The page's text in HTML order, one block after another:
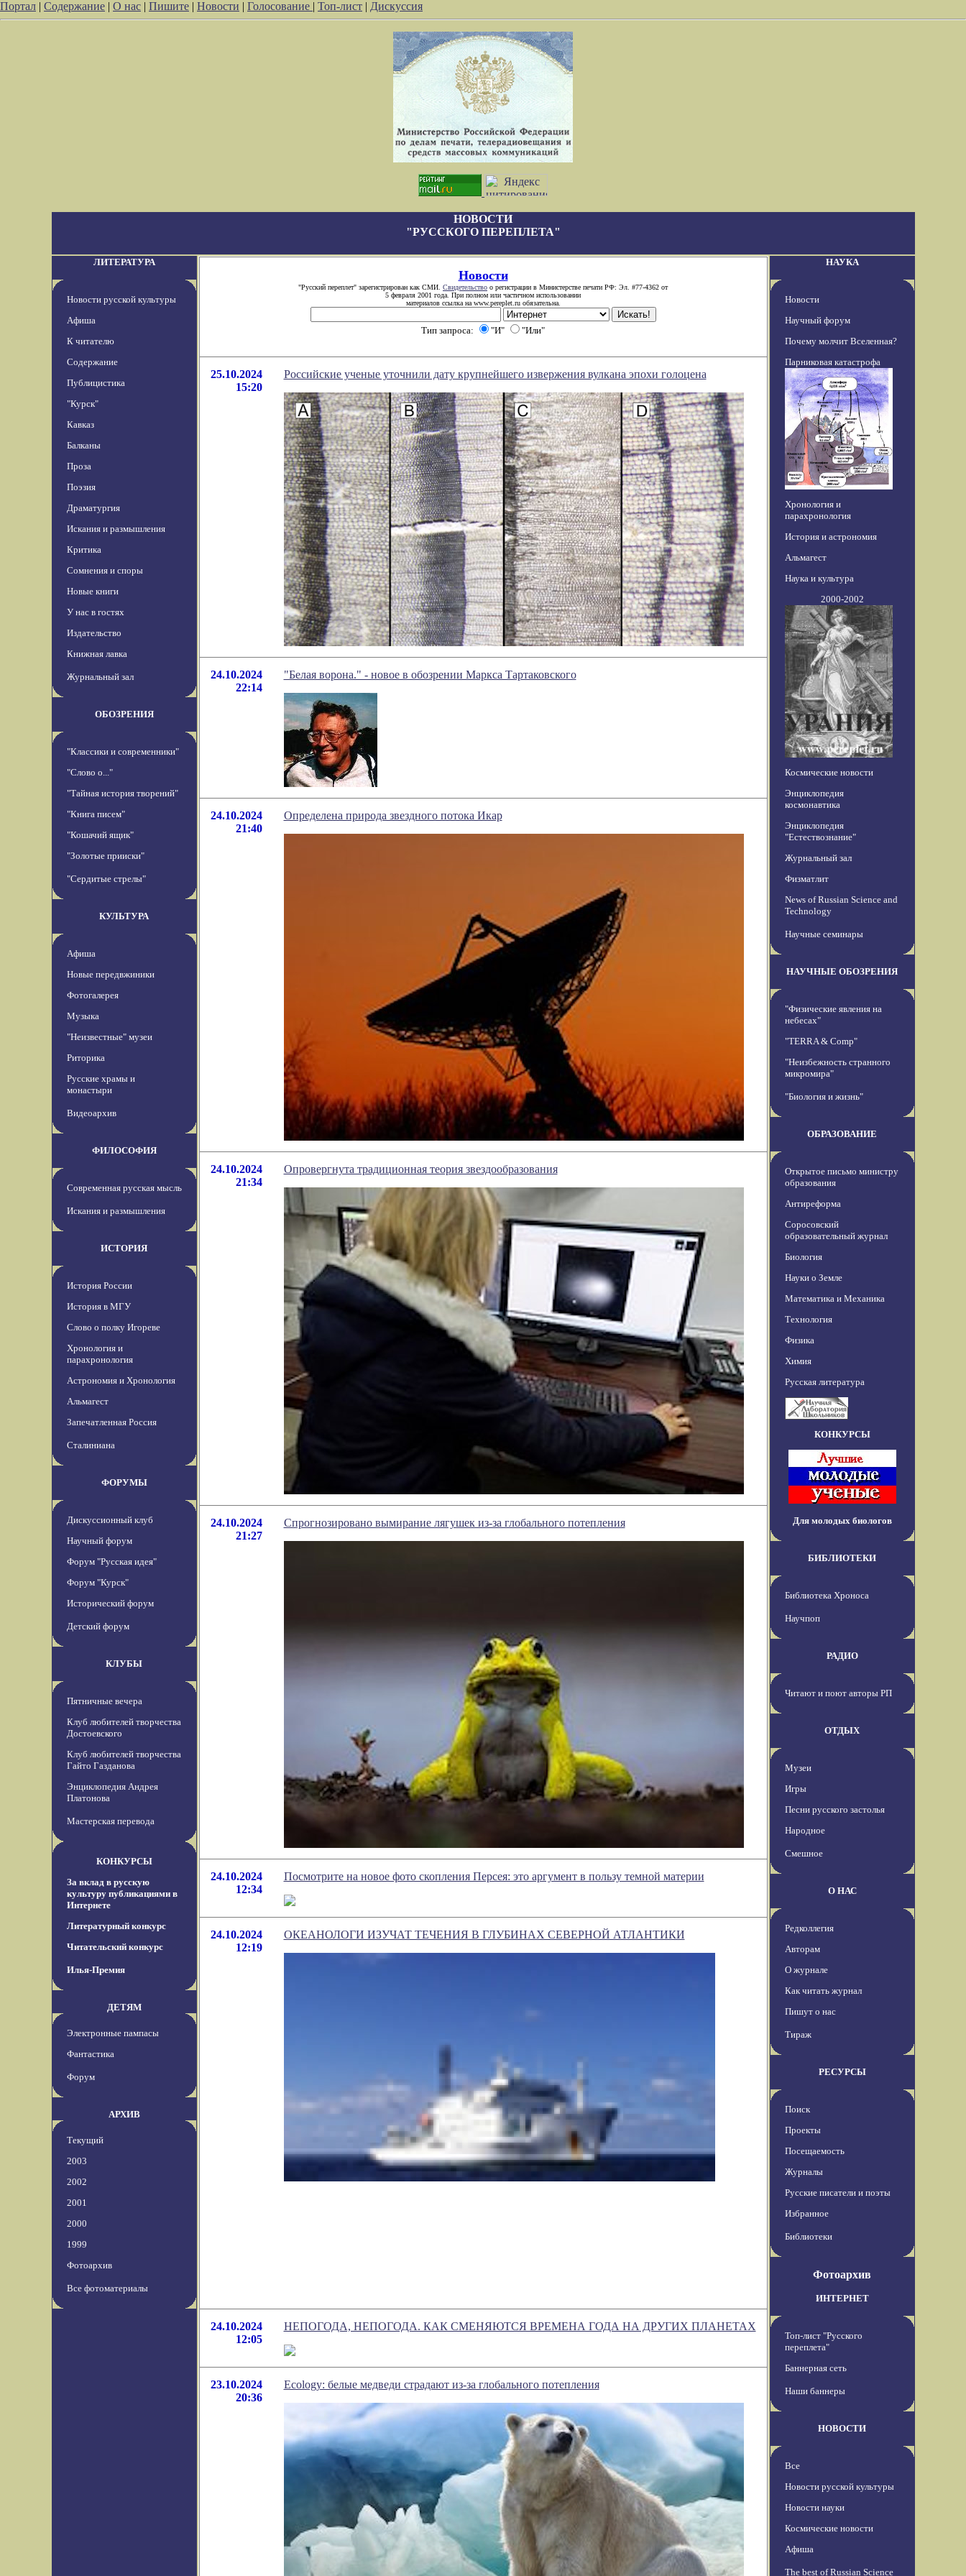
Портал | Содержание | О нас | Пишите | Новости | Голосование | Топ-лист | Дискуссия
НОВОСТИ
"РУССКОГО ПЕРЕПЛЕТА"
ЛИТЕРАТУРА
Новости русской культуры
Афиша
К читателю
Содержание
Публицистика
"Курск"
Кавказ
Балканы
Проза
Поэзия
Драматургия
Искания и размышления
Критика
Сомнения и споры
Новые книги
У нас в гостях
Издательство
Книжная лавка
Журнальный зал
ОБОЗРЕНИЯ
"Классики и современники"
"Слово о..."
"Тайная история творений"
"Книга писем"
"Кошачий ящик"
"Золотые прииски"
"Сердитые стрелы"
КУЛЬТУРА
Афиша
Новые передвжиники
Фотогалерея
Музыка
"Неизвестные" музеи
Риторика
Русские храмы и
монастыри
Видеоархив
ФИЛОСОФИЯ
Современная русская мысль
Искания и размышления
ИСТОРИЯ
История России
История в МГУ
Слово о полку Игореве
Хронология и
парахронология
Астрономия и Хронология
Альмагест
Запечатленная Россия
Сталиниана
ФОРУМЫ
Дискуссионный клуб
Научный форум
Форум "Русская идея"
Форум "Курск"
Исторический форум
Детский форум
КЛУБЫ
Пятничные вечера
Клуб любителей творчества
Достоевского
Клуб любителей творчества
Гайто Газданова
Энциклопедия Андрея
Платонова
Мастерская перевода
КОНКУРСЫ
За вклад в русскую
культуру публикациями в
Интернете
Литературный конкурс
Читательский конкурс
Илья-Премия
ДЕТЯМ
Электронные пампасы
Фантастика
Форум
АРХИВ
Текущий
2003
2002
2001
2000
1999
Фотоархив
Все фотоматериалы
Новости
"Русский переплет" зарегистрирован как СМИ. Свидетельство о регистрации в Министерстве печати РФ: Эл. #77-4362 от
5 февраля 2001 года. При полном или частичном использовании
материалов ссылка на www.pereplet.ru обязательна.
Тип запроса: "И" "Или"
25.10.2024
15:20
Российские ученые уточнили дату крупнейшего извержения вулкана эпохи голоцена
24.10.2024
22:14
"Белая ворона." - новое в обозрении Маркса Тартаковского
24.10.2024
21:40
Определена природа звездного потока Икар
24.10.2024
21:34
Опровергнута традиционная теория звездообразования
24.10.2024
21:27
Спрогнозировано вымирание лягушек из-за глобального потепления
24.10.2024
12:34
Посмотрите на новое фото скопления Персея: это аргумент в пользу темной материи
24.10.2024
12:19
ОКЕАНОЛОГИ ИЗУЧАТ ТЕЧЕНИЯ В ГЛУБИНАХ СЕВЕРНОЙ АТЛАНТИКИ
24.10.2024
12:05
НЕПОГОДА, НЕПОГОДА. КАК СМЕНЯЮТСЯ ВРЕМЕНА ГОДА НА ДРУГИХ ПЛАНЕТАХ
23.10.2024
20:36
Ecology: белые медведи страдают из-за глобального потепления
НАУКА
Новости
Научный форум
Почему молчит Вселенная?
Парниковая катастрофа
Хронология и
парахронология
История и астрономия
Альмагест
Наука и культура
2000-2002
Космические новости
Энциклопедия
космонавтика
Энциклопедия
"Естествознание"
Журнальный зал
Физматлит
News of Russian Science and
Technology
Научные семинары
НАУЧНЫЕ ОБОЗРЕНИЯ
"Физические явления на
небесах"
"TERRA & Comp"
"Неизбежность странного
микромира"
"Биология и жизнь"
ОБРАЗОВАНИЕ
Открытое письмо министру
образования
Антиреформа
Соросовский
образовательный журнал
Биология
Науки о Земле
Математика и Механика
Технология
Физика
Химия
Русская литература
КОНКУРСЫ
Для молодых биологов
БИБЛИОТЕКИ
Библиотека Хроноса
Научпоп
РАДИО
Читают и поют авторы РП
ОТДЫХ
Музеи
Игры
Песни русского застолья
Народное
Смешное
О НАС
Редколлегия
Авторам
О журнале
Как читать журнал
Пишут о нас
Тираж
РЕСУРСЫ
Поиск
Проекты
Посещаемость
Журналы
Русские писатели и поэты
Избранное
Библиотеки
Фотоархив
ИНТЕРНЕТ
Топ-лист "Русского
переплета"
Баннерная сеть
Наши баннеры
НОВОСТИ
Все
Новости русской культуры
Новости науки
Космические новости
Афиша
The best of Russian Science